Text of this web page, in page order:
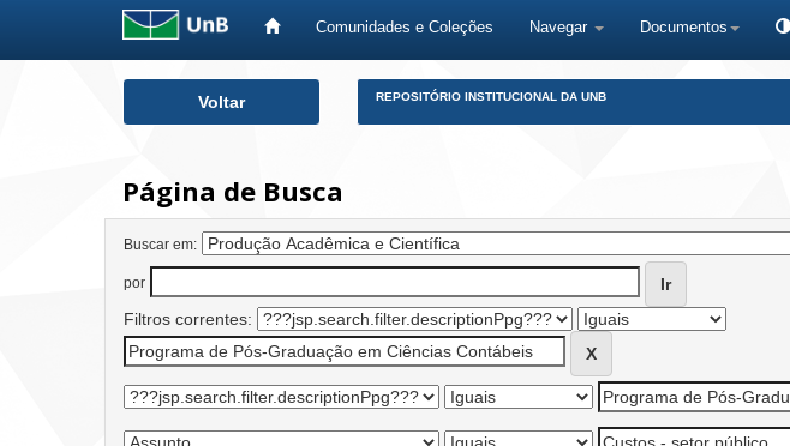
Comunidades e Coleções Navegar Documentos
Voltar REPOSITÓRIO INSTITUCIONAL DA UNB
Página de Busca
Buscar em:
por
Filtros correntes: